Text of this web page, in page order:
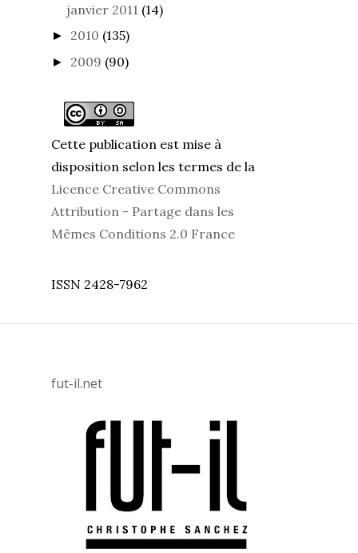
janvier 2011 (14)
► 2010 (135)
► 2009 (90)
Cette publication est mise à
disposition selon les termes de la
Licence Creative Commons
Attribution - Partage dans les
Mêmes Conditions 2.0 France
ISSN 2428-7962
fut-il.net